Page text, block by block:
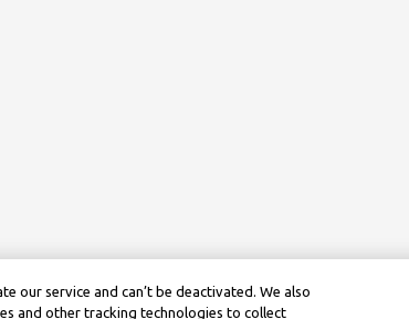
our service and can’t be deactivated. We also
and other tracking technologies to collect